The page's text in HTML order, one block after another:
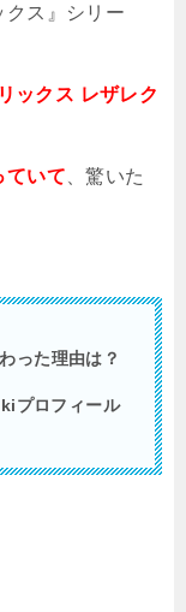
クス』シリー
ックス レザレク
ていて 、驚いた
った理由は？
プロフィール